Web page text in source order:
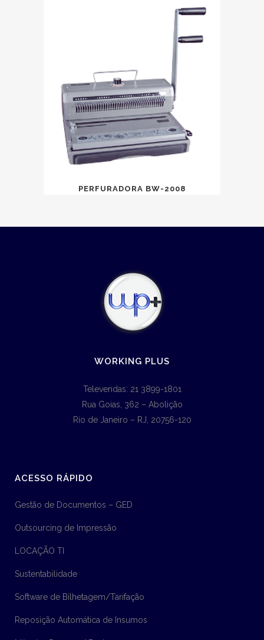
PERFURADORA BW-2008
WORKING PLUS
Televendas: 21 3899-1801
Rua Goias, 362 – Abolição
Rio de Janeiro – RJ, 20756-120
ACESSO RÁPIDO
Gestão de Documentos – GED
Outsourcing de Impressão
LOCAÇÃO TI
Sustentabilidade
Software de Bilhetagem/Tarifação
Reposição Automática de Insumos